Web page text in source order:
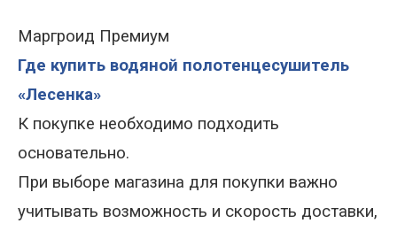
Маргроид Премиум
Где купить водяной полотенцесушитель
«Лесенка»
К покупке необходимо подходить
основательно.
При выборе магазина для покупки важно
учитывать возможность и скорость доставки,